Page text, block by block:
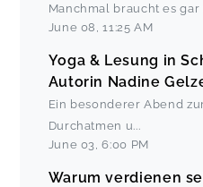
Manchmal braucht es
June 08 ,11:25 AM
Yoga & Lesung in
Autorin Nadine
Ein besonderer Abend
Durchatmen u...
June 03 ,6:00 PM
Warum verdienen